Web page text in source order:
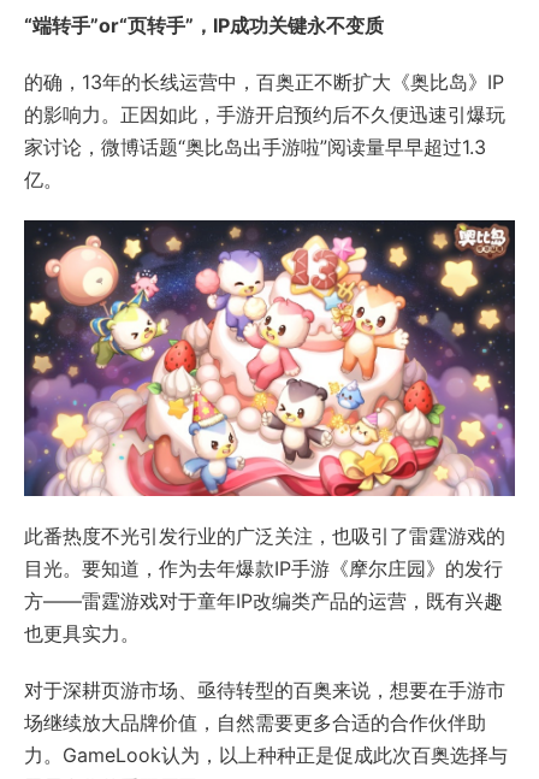
“端转手”or“页转手”，IP成功关键永不变质
的确，13年的长线运营中，百奥正不断扩大《奥比岛》IP
的影响力。正因如此，手游开启预约后不久便迅速引爆玩
家讨论，微博话题“奥比岛出手游啦”阅读量早早超过1.3
亿。
此番热度不光引发行业的广泛关注，也吸引了雷霆游戏的
目光。要知道，作为去年爆款IP手游《摩尔庄园》的发行
方——雷霆游戏对于童年IP改编类产品的运营，既有兴趣
也更具实力。
对于深耕页游市场、亟待转型的百奥来说，想要在手游市
场继续放大品牌价值，自然需要更多合适的合作伙伴助
力。GameLook认为，以上种种正是促成此次百奥选择与